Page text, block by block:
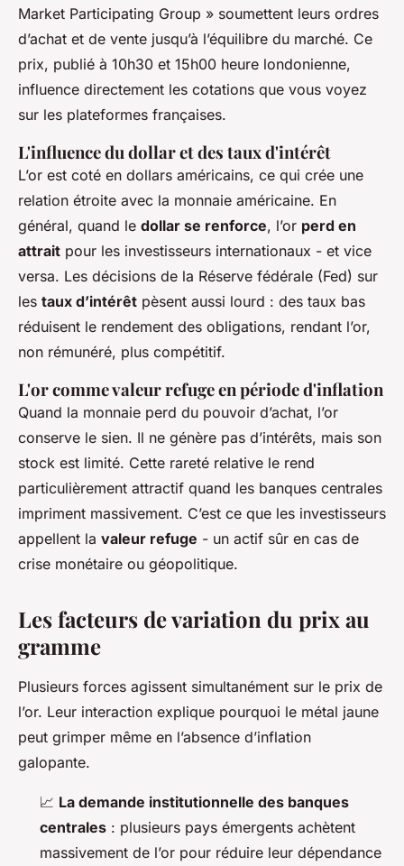
Market Participating Group » soumettent leurs ordres
d’achat et de vente jusqu’à l’équilibre du marché. Ce
prix, publié à 10h30 et 15h00 heure londonienne,
influence directement les cotations que vous voyez
sur les plateformes françaises.
L'influence du dollar et des taux d'intérêt
L’or est coté en dollars américains, ce qui crée une
relation étroite avec la monnaie américaine. En
général, quand le dollar se renforce, l’or perd en
attrait pour les investisseurs internationaux - et vice
versa. Les décisions de la Réserve fédérale (Fed) sur
les taux d’intérêt pèsent aussi lourd : des taux bas
réduisent le rendement des obligations, rendant l’or,
non rémunéré, plus compétitif.
L'or comme valeur refuge en période d'inflation
Quand la monnaie perd du pouvoir d’achat, l’or
conserve le sien. Il ne génère pas d’intérêts, mais son
stock est limité. Cette rareté relative le rend
particulièrement attractif quand les banques centrales
impriment massivement. C’est ce que les investisseurs
appellent la valeur refuge - un actif sûr en cas de
crise monétaire ou géopolitique.
Les facteurs de variation du prix au
gramme
Plusieurs forces agissent simultanément sur le prix de
l’or. Leur interaction explique pourquoi le métal jaune
peut grimper même en l’absence d’inflation
galopante.
📈 La demande institutionnelle des banques
centrales : plusieurs pays émergents achètent
massivement de l’or pour réduire leur dépendance